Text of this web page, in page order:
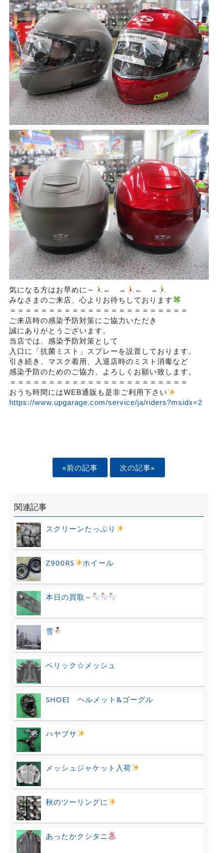
気になる方はお早めに～ ← →
← →
みなさまのご来店、心よりお待ちしております
＝＝＝＝＝＝＝＝＝＝＝＝＝＝＝＝＝＝＝＝＝＝＝
ご来店時の感染予防対策にご協力いただき
誠にありがとうございます。
当店では、感染予防対策として
入口に「抗菌ミスト」スプレーを設置しております。
引き続き、マスク着用、入退店時のミスト消毒など
感染予防のためのご協力、よろしくお願い致します。
＝＝＝＝＝＝＝＝＝＝＝＝＝＝＝＝＝＝＝＝＝＝＝
おうち時間にはWEB通販も是非ご利用下さい
https://www.upgarage.com/service/ja/riders?msidx=2
«前の記事 次の記事»
関連記事
スクリーンたっぷり
Z900RS ホイール
本日の買取～
雪
ベリック☆メッシュ
SHOEI ヘルメット&ゴーグル
ハヤブサ
メッシュジャケット入荷
秋のツーリングに
あったかクシタニ